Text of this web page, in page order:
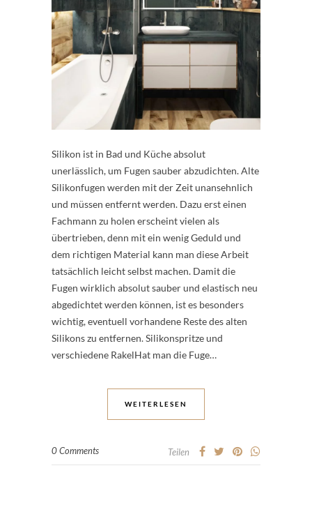
Silikon ist in Bad und Küche absolut
unerlässlich, um Fugen sauber abzudichten. Alte
Silikonfugen werden mit der Zeit unansehnlich
und müssen entfernt werden. Dazu erst einen
Fachmann zu holen erscheint vielen als
übertrieben, denn mit ein wenig Geduld und
dem richtigen Material kann man diese Arbeit
tatsächlich leicht selbst machen. Damit die
Fugen wirklich absolut sauber und elastisch neu
abgedichtet werden können, ist es besonders
wichtig, eventuell vorhandene Reste des alten
Silikons zu entfernen. Silikonspritze und
verschiedene RakelHat man die Fuge…
WEITERLESEN
0 Comments Teilen